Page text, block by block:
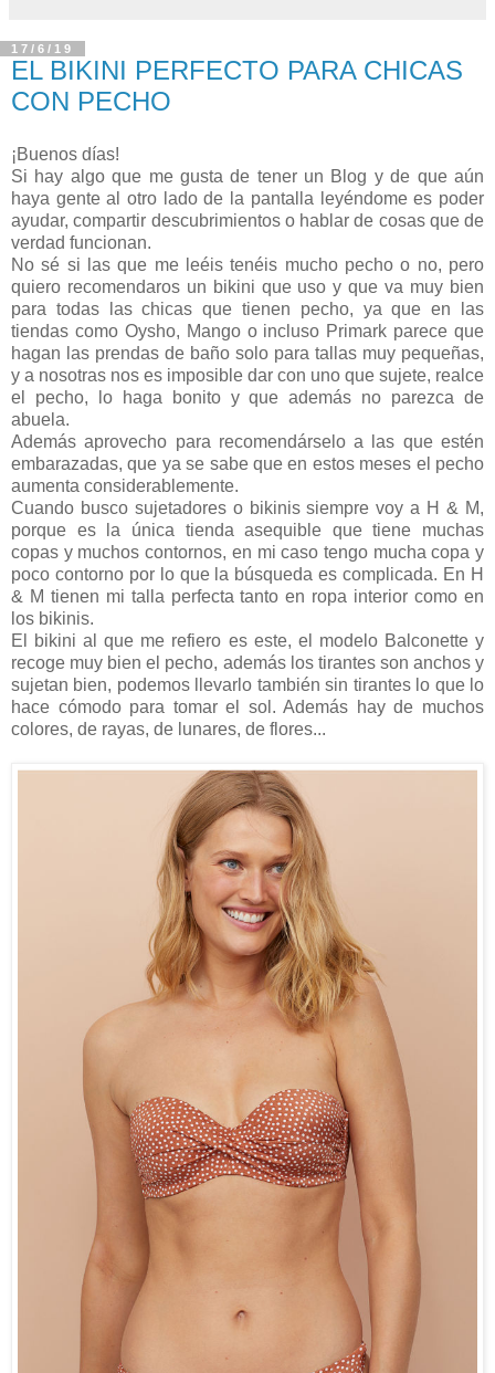
17/6/19
EL BIKINI PERFECTO PARA CHICAS
CON PECHO
¡Buenos días!
Si hay algo que me gusta de tener un Blog y de que aún
haya gente al otro lado de la pantalla leyéndome es poder
ayudar, compartir descubrimientos o hablar de cosas que de
verdad funcionan.
No sé si las que me leéis tenéis mucho pecho o no, pero
quiero recomendaros un bikini que uso y que va muy bien
para todas las chicas que tienen pecho, ya que en las
tiendas como Oysho, Mango o incluso Primark parece que
hagan las prendas de baño solo para tallas muy pequeñas,
y a nosotras nos es imposible dar con uno que sujete, realce
el pecho, lo haga bonito y que además no parezca de
abuela.
Además aprovecho para recomendárselo a las que estén
embarazadas, que ya se sabe que en estos meses el pecho
aumenta considerablemente.
Cuando busco sujetadores o bikinis siempre voy a H & M,
porque es la única tienda asequible que tiene muchas
copas y muchos contornos, en mi caso tengo mucha copa y
poco contorno por lo que la búsqueda es complicada. En H
& M tienen mi talla perfecta tanto en ropa interior como en
los bikinis.
El bikini al que me refiero es este, el modelo Balconette y
recoge muy bien el pecho, además los tirantes son anchos y
sujetan bien, podemos llevarlo también sin tirantes lo que lo
hace cómodo para tomar el sol. Además hay de muchos
colores, de rayas, de lunares, de flores...